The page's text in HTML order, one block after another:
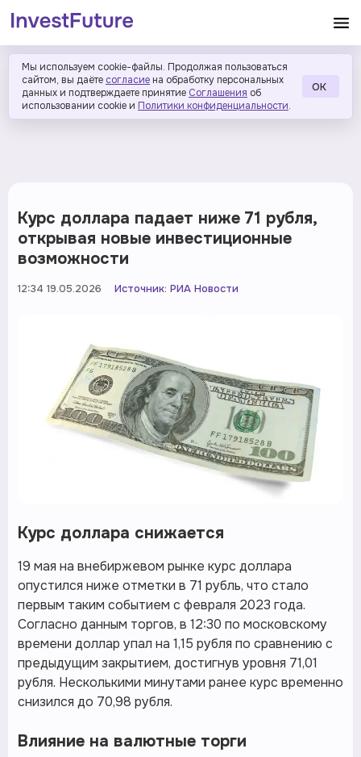
Мы используем cookie-файлы. Продолжая пользоваться
сайтом, вы даёте согласие на обработку персональных
данных и подтверждаете принятие Соглашения об
использовании cookie и Политики конфиденциальности.
ОК
Курс доллара падает ниже 71 рубля,
открывая новые инвестиционные
возможности
12:34 19.05.2026 Источник: РИА Новости
Курс доллара снижается
19 мая на внебиржевом рынке курс доллара
опустился ниже отметки в 71 рубль, что стало
первым таким событием с февраля 2023 года.
Согласно данным торгов, в 12:30 по московскому
времени доллар упал на 1,15 рубля по сравнению с
предыдущим закрытием, достигнув уровня 71,01
рубля. Несколькими минутами ранее курс временно
снизился до 70,98 рубля.
Влияние на валютные торги